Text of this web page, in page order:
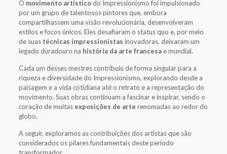
O movimento artísticodo Impressionismo foi impulsionado
por um grupo de talentosos pintores que, embora
compartilhassem uma visão revolucionária, desenvolveram
estilos e focos únicos. Eles desafiaram o status quo e, por meio
de suas técnicas impressionistas inovadoras, deixaram um
legado duradouro na história da arte francesae mundial.
Cada um desses mestres contribuiu de forma singular para a
riqueza e diversidade do Impressionismo, explorando desde a
paisagem e a vida cotidiana até o retrato e a representação do
movimento. Suas obras continuam a fascinar e inspirar, sendo o
coração de muitas exposições de arte renomadas ao redor do
globo.
A seguir, exploramos as contribuições dos artistas que são
considerados os pilares fundamentais deste período
transformador.